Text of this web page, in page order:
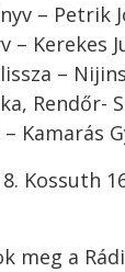
– Petrik
– Kerekes
–
Rendőr-
Kamarás
Kossuth
meg a